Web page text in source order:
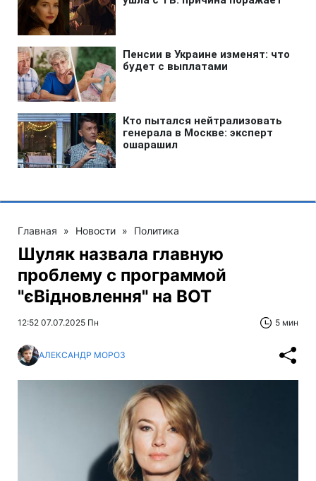
Главная » Новости » Политика
Шуляк назвала главную
проблему с программой
"єВідновлення" на ВОТ
12:52 07.07.2025 Пн 5 мин
АЛЕКСАНДР МОРОЗ